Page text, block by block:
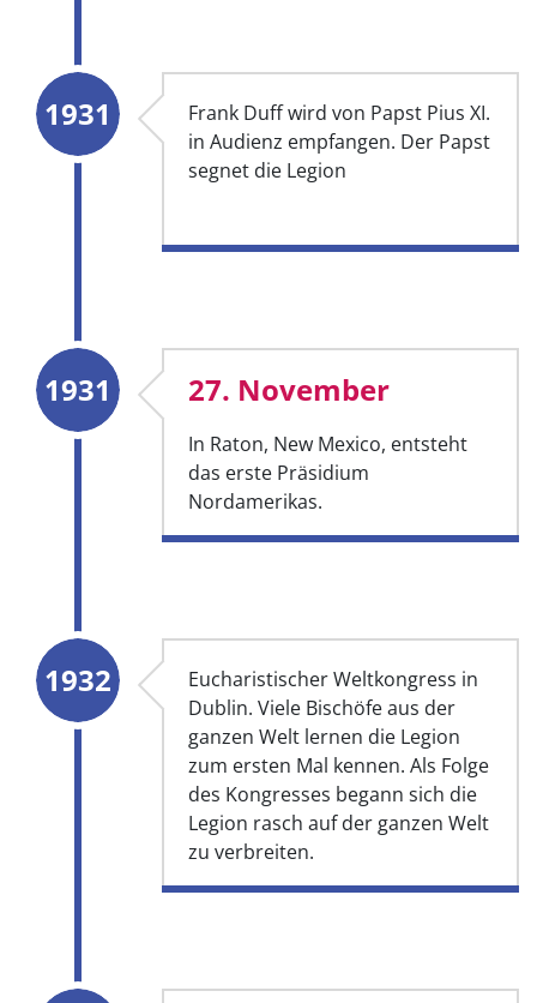
Frank Duff wird von Papst Pius XI.
in Audienz empfangen. Der Papst
segnet die Legion
1931
27. November
In Raton, New Mexico, entsteht
das erste Präsidium
Nordamerikas.
1931
Eucharistischer Weltkongress in
Dublin. Viele Bischöfe aus der
ganzen Welt lernen die Legion
zum ersten Mal kennen. Als Folge
des Kongresses begann sich die
Legion rasch auf der ganzen Welt
zu verbreiten.
1932